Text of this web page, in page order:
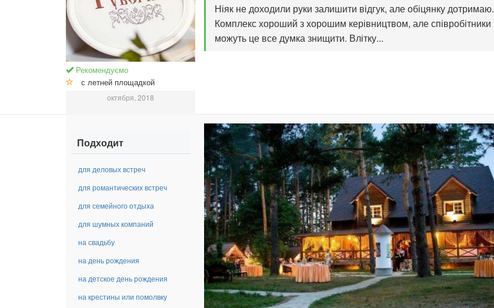
Рекомендуємо
с летней площадкой
октября, 2018
Ніяк не доходили руки залишити відгук, але обіцянку дотримаю.
Комплекс хороший з хорошим керівництвом, але співробітники
можуть це все думка знищити. Влітку...
Подходит
для деловых встреч
для романтических встреч
для семейного отдыха
для шумных компаний
на свадьбу
на день рождения
на детское день рождения
на крестины или помолвку